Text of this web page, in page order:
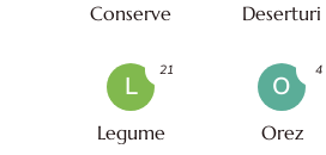
Conserve Deserturi
L
Legume
21
O
Orez
4